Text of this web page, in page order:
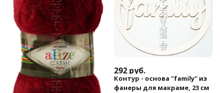
292 руб.
Контур - основа "family" из
фанеры для макраме, 23 см